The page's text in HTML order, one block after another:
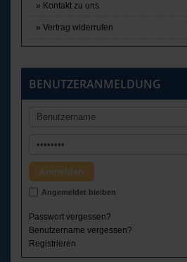
Kontakt zu uns
Vertrag widerrufen
BENUTZERANMELDUNG
Angemeldet bleiben
Passwort vergessen?
Benutzername vergessen?
Registrieren